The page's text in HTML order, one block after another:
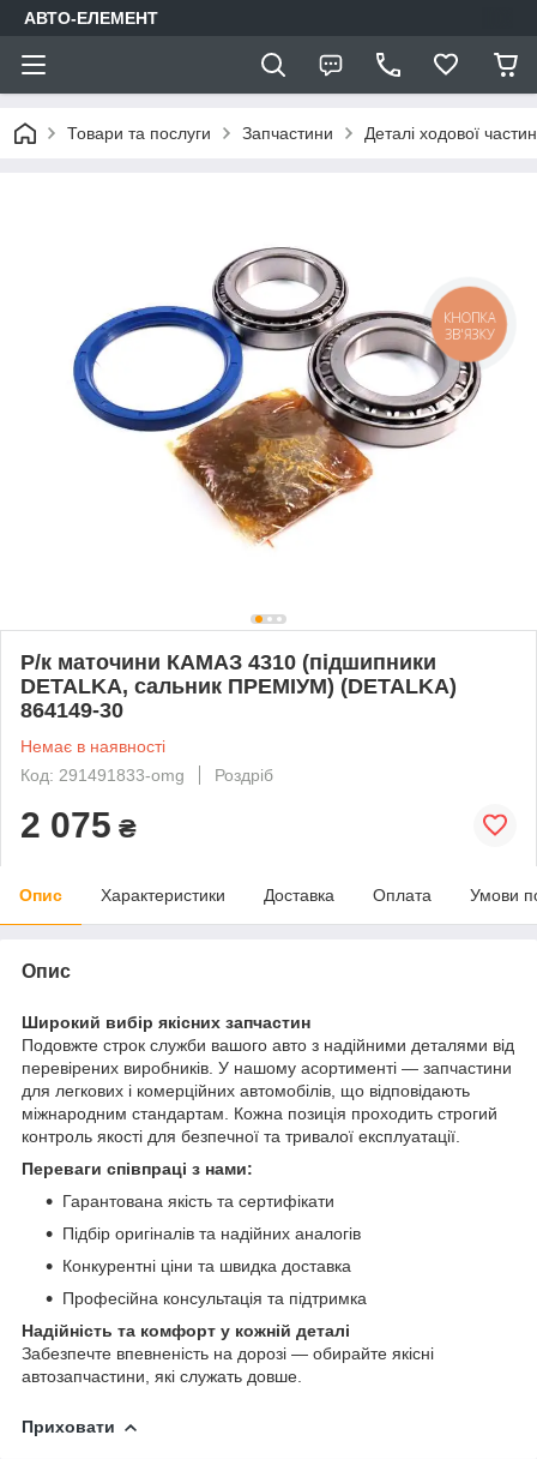
АВТО-ЕЛЕМЕНТ
Товари та послуги Запчастини Деталі ходової
Р/к маточини КАМАЗ 4310 (підшипники
DETALKA, сальник ПРЕМІУМ) (DETALKA)
864149-30
Немає в наявності
Код: 291491833-omg
Роздріб
2 075 ₴
Опис Характеристики Доставка Оплата Умови
Опис
Широкий вибір якісних запчастин
Подовжте строк служби вашого авто з надійними деталями від
перевірених виробників. У нашому асортименті — запчастини
для легкових і комерційних автомобілів, що відповідають
міжнародним стандартам. Кожна позиція проходить строгий
контроль якості для безпечної та тривалої експлуатації.
Переваги співпраці з нами:
Гарантована якість та сертифікати
Підбір оригіналів та надійних аналогів
Конкурентні ціни та швидка доставка
Професійна консультація та підтримка
Надійність та комфорт у кожній деталі
Забезпечте впевненість на дорозі — обирайте якісні
автозапчастини, які служать довше.
Приховати
КНОПКА
ЗВ'ЯЗКУ